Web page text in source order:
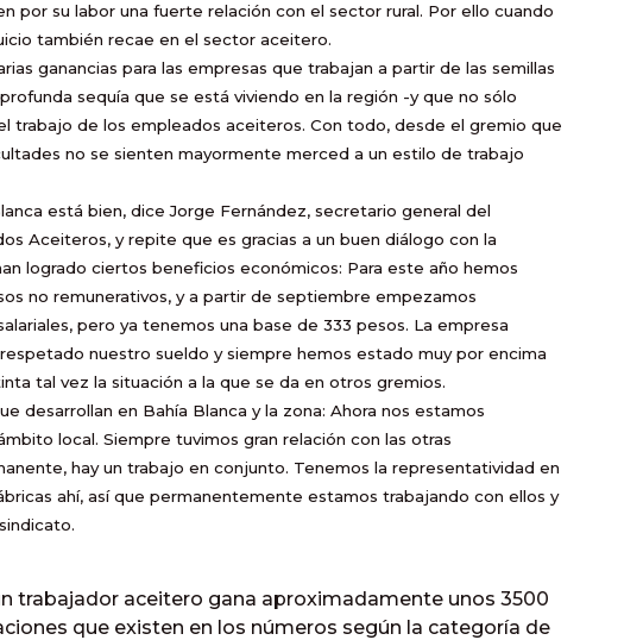
por su labor una fuerte relación con el sector rural. Por ello cuando
también recae en el sector aceitero.
ganancias para las empresas que trabajan a partir de las semillas
sequía que se está viviendo en la región -y que no sólo
trabajo de los empleados aceiteros. Con todo, desde el gremio que
no se sienten mayormente merced a un estilo de trabajo
está bien, dice Jorge Fernández, secretario general del
Aceiteros, y repite que es gracias a un buen diálogo con la
logrado ciertos beneficios económicos: Para este año hemos
no remunerativos, y a partir de septiembre empezamos
pero ya tenemos una base de 333 pesos. La empresa
nuestro sueldo y siempre hemos estado muy por encima
tal vez la situación a la que se da en otros gremios.
desarrollan en Bahía Blanca y la zona: Ahora nos estamos
local. Siempre tuvimos gran relación con las otras
hay un trabajo en conjunto. Tenemos la representatividad en
ahí, así que permanentemente estamos trabajando con ellos y
trabajador aceitero gana aproximadamente unos 3500
que existen en los números según la categoría de